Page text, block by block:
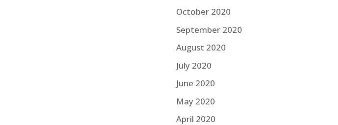
October 2020
September 2020
August 2020
July 2020
June 2020
May 2020
April 2020